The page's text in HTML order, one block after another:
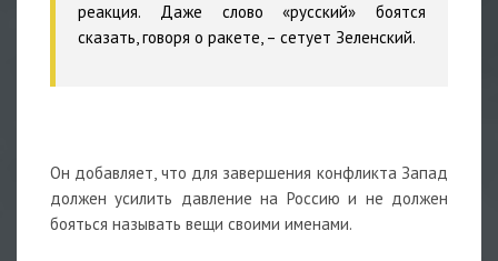
реакция. Даже слово «русский» боятся
сказать, говоря о ракете, – сетует Зеленский.
Он добавляет, что для завершения конфликта Запад
должен усилить давление на Россию и не должен
бояться называть вещи своими именами.